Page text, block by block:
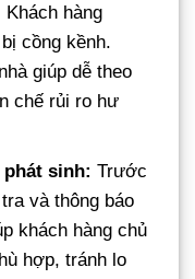
Khách hàng
cồng kềnh.
giúp dễ theo
chế rủi ro hư
sinh: Trước
và thông báo
khách hàng chủ
hợp, tránh lo